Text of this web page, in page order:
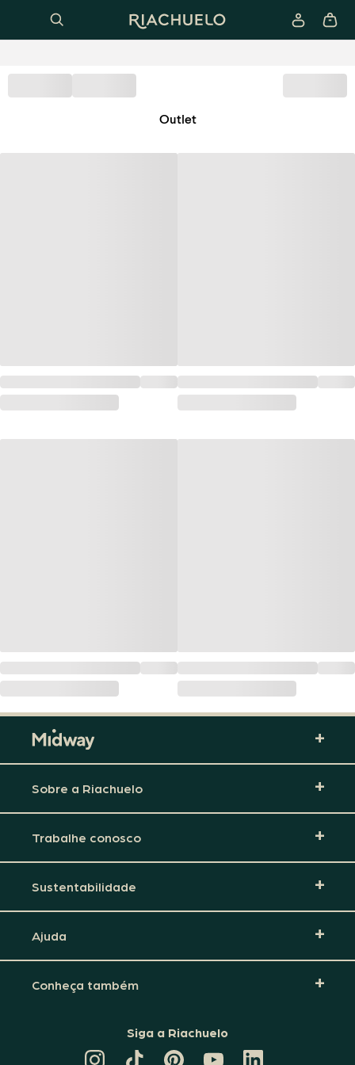
Outlet
Sobre a Riachuelo
Trabalhe conosco
Sustentabilidade
Ajuda
Conheça também
Siga a Riachuelo
CANAL